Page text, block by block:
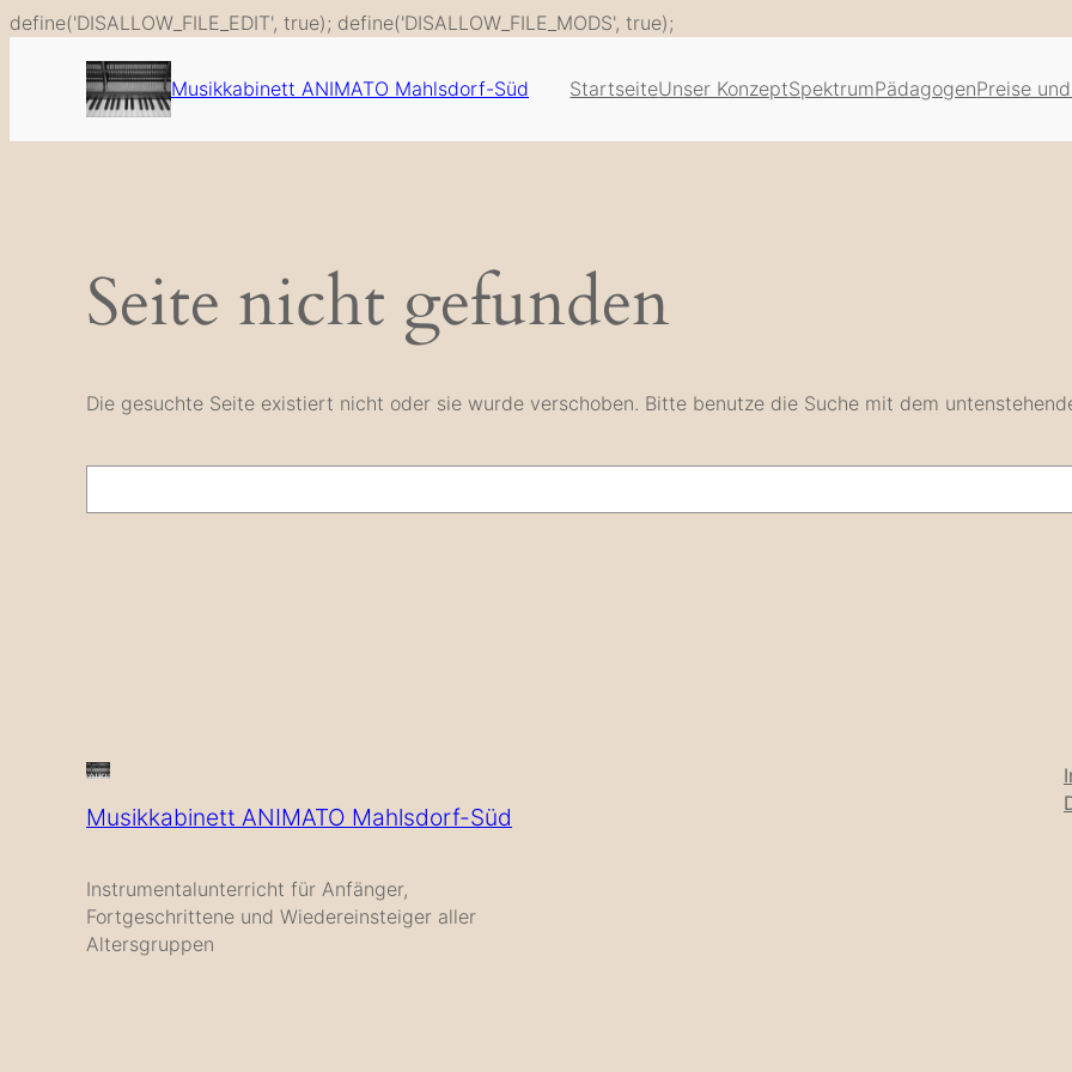
define('DISALLOW_FILE_EDIT', true); define('DISALLOW_FILE_MODS', true);
springen
Musikkabinett ANIMATO Mahlsdorf-Süd StartseiteUnser KonzeptSpektrumPädagogenPreise
Seite nicht gefunden
Die gesuchte Seite existiert nicht oder sie wurde verschoben. Bitte benutze die Suche mit dem
Musikkabinett ANIMATO Mahlsdorf-Süd
Instrumentalunterricht für Anfänger,
Fortgeschrittene und Wiedereinsteiger aller
Altersgruppen